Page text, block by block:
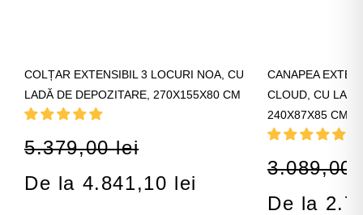
COLȚAR EXTENSIBIL 3 LOCURI NOA, CU
LADĂ DE DEPOZITARE, 270X155X80 CM
5.379,00 lei
De la 4.841,10 lei
CANAPEA
CLOUD, CU
240X87X85 CM
3.089,00
De la